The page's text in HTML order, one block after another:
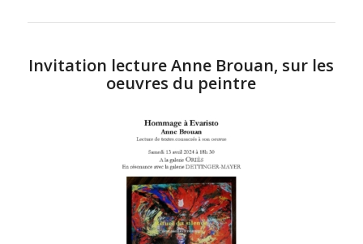
Invitation lecture Anne Brouan, sur les
oeuvres du peintre